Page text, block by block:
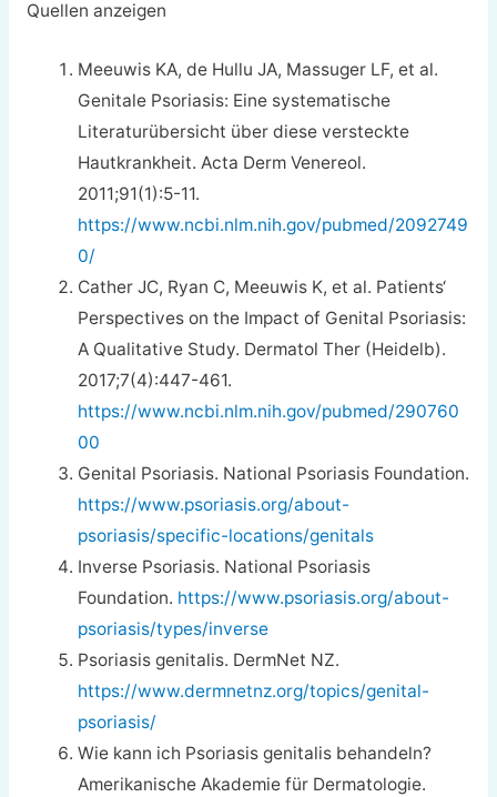
Quellen anzeigen
Meeuwis KA, de Hullu JA, Massuger LF, et al.
Genitale Psoriasis: Eine systematische
Literaturübersicht über diese versteckte
Hautkrankheit. Acta Derm Venereol.
2011;91(1):5-11.
https://www.ncbi.nlm.nih.gov/pubmed/2092749
0/
Cather JC, Ryan C, Meeuwis K, et al. Patients‘
Perspectives on the Impact of Genital Psoriasis:
A Qualitative Study. Dermatol Ther (Heidelb).
2017;7(4):447-461.
https://www.ncbi.nlm.nih.gov/pubmed/290760
00
Genital Psoriasis. National Psoriasis Foundation.
https://www.psoriasis.org/about-
psoriasis/specific-locations/genitals
Inverse Psoriasis. National Psoriasis
Foundation. https://www.psoriasis.org/about-
psoriasis/types/inverse
Psoriasis genitalis. DermNet NZ.
https://www.dermnetnz.org/topics/genital-
psoriasis/
Wie kann ich Psoriasis genitalis behandeln?
Amerikanische Akademie für Dermatologie.